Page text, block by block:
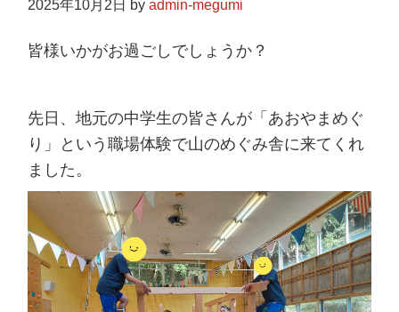
2025年10月2日 byadmin-megumi
皆様いかがお過ごしでしょうか？
先日、地元の中学生の皆さんが「あおやまめぐ
り」という職場体験で山のめぐみ舎に来てくれ
ました。